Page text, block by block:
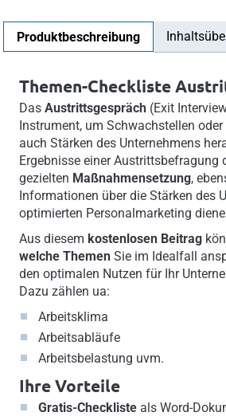
Produktbeschreibung
Themen-Checkliste
Das Austrittsgespräch(Exit
Instrument, um Schwachstellen
auch Stärken des Unternehmens
Ergebnisse einer Austrittsbefragung
gezielten Maßnahmensetzung,
Informationen über die Stärken des
optimierten Personalmarketing
Aus diesem kostenlosen Beitrag
welche ThemenSie im Idealfall
den optimalen Nutzen für Ihr
Dazu zählen ua:
Arbeitsklima
Arbeitsabläufe
Arbeitsbelastung uvm.
Ihre Vorteile
Gratis-Checklisteals Word-